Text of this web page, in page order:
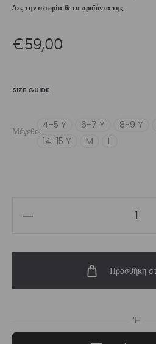
Δες την ιστορία & τα προϊόντα της
€59,00
SIZE GUIDE
Μέγεθος
4-5 Y 6-7 Y 8-9 Y
14-15 Y
M L
Das
Προσθήκη